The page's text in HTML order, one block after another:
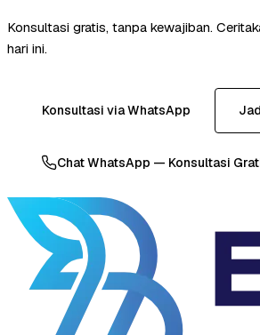
Konsultasi gratis, tanpa kewajiban.
hari ini.
Konsultasi via WhatsApp
Chat WhatsApp — Konsultasi